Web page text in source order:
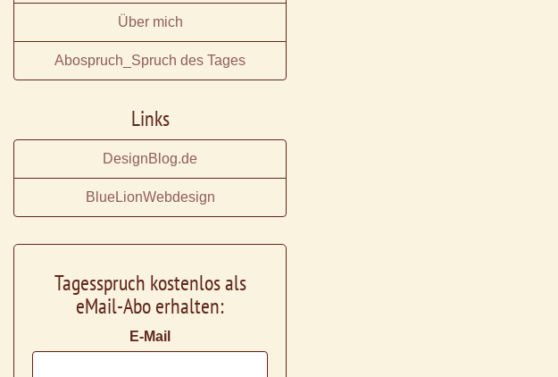
Über mich
Abospruch_Spruch des Tages
Links
DesignBlog.de
BlueLionWebdesign
Tagesspruch kostenlos als
eMail-Abo erhalten:
E-Mail